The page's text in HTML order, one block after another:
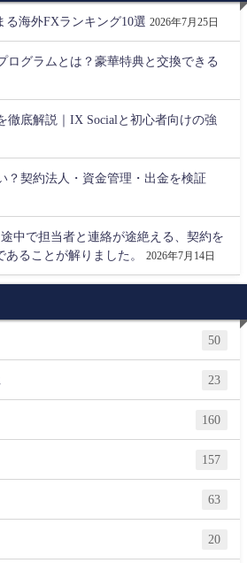
海外FXランキング10選 2026年7月25日
ログラムとは？豪華特典と交換できる
徹底解説｜IX Socialと初心者向けの強
？契約法人・資金管理・出金を検証
途中で担当者と連絡が途絶える、契約を
ることが解りました。
2026年7月14日
50
23
160
157
63
20